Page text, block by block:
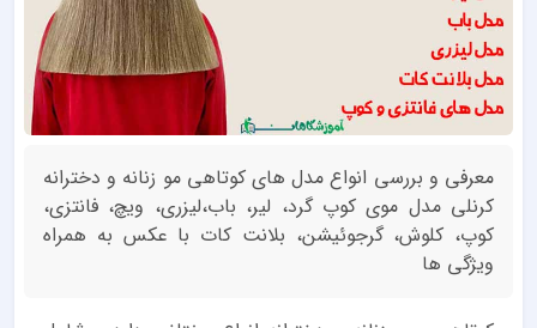
معرفی و بررسی انواع مدل های کوتاهی مو زنانه و دخترانه
کرنلی مدل موی کوپ گرد، لیر، باب،لیزری، ویچ، فانتزی،
کوپ، کلوش، گرجوئیشن، بلانت کات با عکس به همراه
ویژگی ها